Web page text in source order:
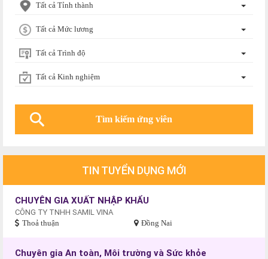
Tất cả Tỉnh thành
Tất cả Mức lương
Tất cả Trình độ
Tất cả Kinh nghiệm
TIN TUYỂN DỤNG MỚI
CHUYÊN GIA XUẤT NHẬP KHẨU
CÔNG TY TNHH SAMIL VINA
Thoả thuận Đồng Nai
Chuyên gia An toàn, Môi trường và Sức khỏe